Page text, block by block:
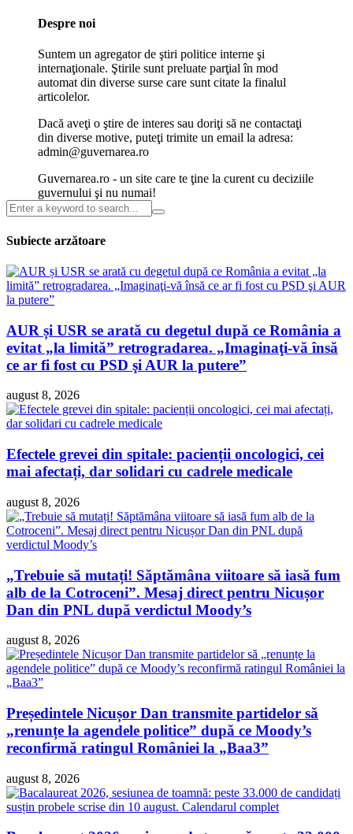
Despre noi
Suntem un agregator de ştiri politice interne şi
internaţionale. Ştirile sunt preluate parţial în mod
automat din diverse surse care sunt citate la finalul
articolelor.
Dacă aveţi o ştire de interes sau doriţi să ne contactaţi
din diverse motive, puteţi trimite un email la adresa:
admin@guvernarea.ro
Guvernarea.ro - un site care te ţine la curent cu deciziile
guvernului şi nu numai!
Subiecte arzătoare
AUR și USR se arată cu degetul după ce România a
evitat „la limită” retrogradarea. „Imaginaţi-vă însă
ce ar fi fost cu PSD şi AUR la putere”
august 8, 2026
Efectele grevei din spitale: pacienții oncologici, cei
mai afectați, dar solidari cu cadrele medicale
august 8, 2026
„Trebuie să mutați! Săptămâna viitoare să iasă fum
alb de la Cotroceni”. Mesaj direct pentru Nicușor
Dan din PNL după verdictul Moody’s
august 8, 2026
Președintele Nicușor Dan transmite partidelor să
„renunțe la agendele politice” după ce Moody’s
reconfirmă ratingul României la „Baa3”
august 8, 2026